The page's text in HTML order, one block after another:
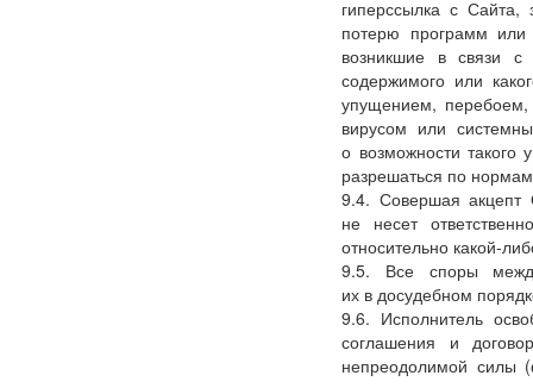
гиперссылка с Сайта,
потерю программ
возникшие в связи с
содержимого или
упущением,
вирусом или
о возможности такого
разрешаться по
9.4. Совершая акцепт
не несет
относительно какой-
9.5. Все споры
их в досудебном
9.6. Исполнитель
соглашения и
непреодолимой силы